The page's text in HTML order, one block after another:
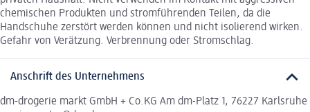
chemischen Produkten und stromführenden Teilen, da die
Handschuhe zerstört werden können und nicht isolierend wirken.
Gefahr von Verätzung. Verbrennung oder Stromschlag.
Anschrift des Unternehmens
dm-drogerie markt GmbH + Co.KG Am dm-Platz 1, 76227 Karlsruhe